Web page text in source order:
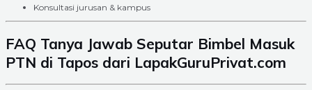
Konsultasi jurusan & kampus
FAQ Tanya Jawab Seputar Bimbel Masuk
PTN di Tapos dari LapakGuruPrivat.com